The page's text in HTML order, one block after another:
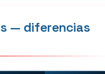
— diferencias